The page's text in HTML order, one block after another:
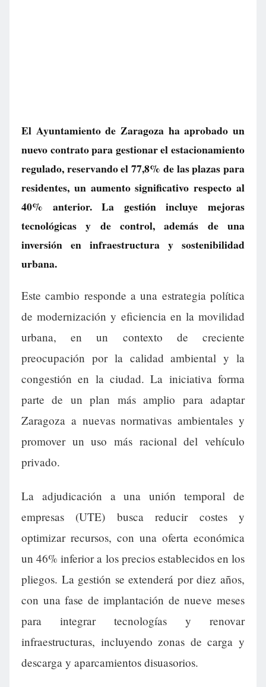
El Ayuntamiento de Zaragoza ha aprobado un
nuevo contrato para gestionar el estacionamiento
regulado, reservando el 77,8% de las plazas para
residentes, un aumento significativo respecto al
40% anterior. La gestión incluye mejoras
tecnológicas y de control, además de una
inversión en infraestructura y sostenibilidad
urbana.
Este cambio responde a una estrategia política
de modernización y eficiencia en la movilidad
urbana, en un contexto de creciente
preocupación por la calidad ambiental y la
congestión en la ciudad. La iniciativa forma
parte de un plan más amplio para adaptar
Zaragoza a nuevas normativas ambientales y
promover un uso más racional del vehículo
privado.
La adjudicación a una unión temporal de
empresas (UTE) busca reducir costes y
optimizar recursos, con una oferta económica
un 46% inferior a los precios establecidos en los
pliegos. La gestión se extenderá por diez años,
con una fase de implantación de nueve meses
para integrar tecnologías y renovar
infraestructuras, incluyendo zonas de carga y
descarga y aparcamientos disuasorios.